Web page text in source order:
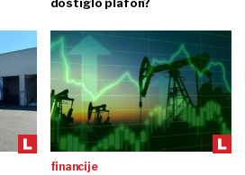
dostiglo plafon?
financije